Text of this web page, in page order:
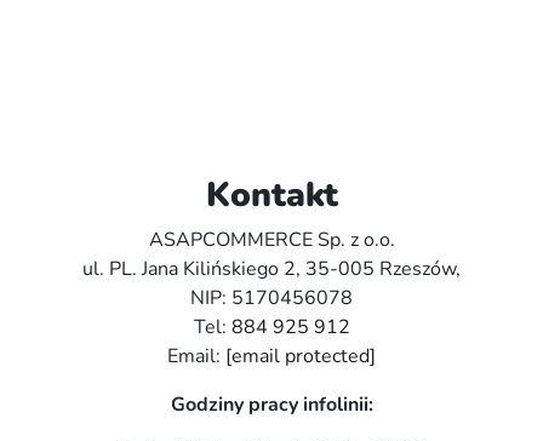
Kontakt
ASAPCOMMERCE Sp. z o.o.
ul. PL. Jana Kilińskiego 2, 35-005 Rzeszów,
NIP: 5170456078
Tel: 884 925 912
Email: [email protected]
Godziny pracy infolinii: